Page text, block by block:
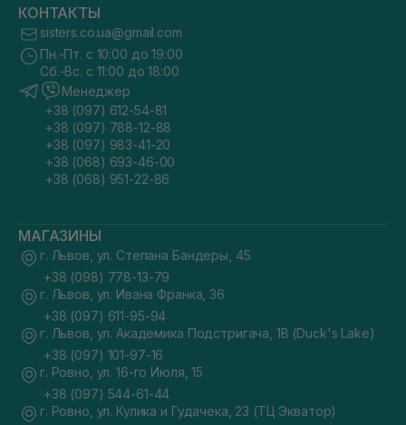
КОНТАКТЫ
sisters.co.ua@gmail.com
Пн.-Пт. с 10:00 до 19:00
Сб.-Вс. с 11:00 до 18:00
Менеджер
+38 (097) 612-54-81
+38 (097) 788-12-88
+38 (097) 983-41-20
+38 (068) 693-46-00
+38 (068) 951-22-86
МАГАЗИНЫ
г. Львов, ул. Степана Бандеры, 45
+38 (098) 778-13-79
г. Львов, ул. Ивана Франка, 36
+38 (097) 611-95-94
г. Львов, ул. Академика Подстригача, 1В (Duck's Lake)
+38 (097) 101-97-16
г. Ровно, ул. 16-го Июля, 15
+38 (097) 544-61-44
г. Ровно, ул. Кулика и Гудачека, 23 (ТЦ Экватор)